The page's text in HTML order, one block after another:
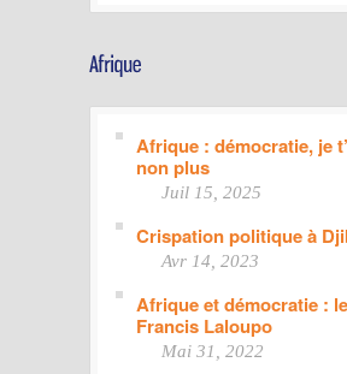
Afrique : démocratie, je
non plus
Juil 15, 2025
Crispation politique à
Avr 14, 2023
Afrique et démocratie :
Francis Laloupo
Mai 31, 2022